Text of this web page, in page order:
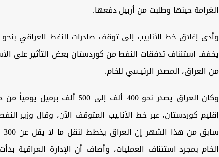
الغرامة حينها وطلبت من أربيل دفعها.
يخفف استئناف تدفقات النفط من كوردستان بعض التأثير على
من العراق، المصدر الرئيسي للخام.
وكان العراق يصدر نحو 400 ألف إلى
إقليم كوردستان، عبر خط الأنابيب المتوقف الآن، وقال وزير
الخام بمجرد استئناف العمليات، وأضاف أن الإدارة العراقية